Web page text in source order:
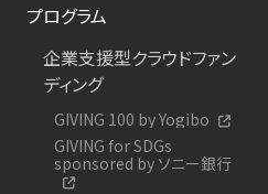
プログラム
企業支援型クラウドファン
ディング
GIVING 100 by Yogibo
GIVING for SDGs
sponsored by ソニー銀行